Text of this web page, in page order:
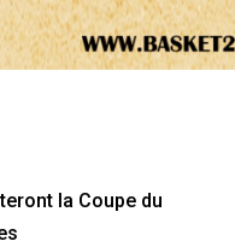
la Coupe du